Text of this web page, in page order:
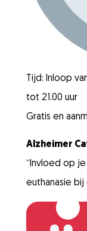
Tijd: Inloop
tot 21.00 uur
Gratis en
Alzheimer
“Invloed op
euthanasie bij